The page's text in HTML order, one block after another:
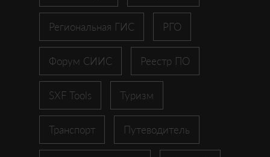
Региональная ГИС РГО
Форум СИИС Реестр ПО
SXF Tools Туризм
Транспорт Путеводитель